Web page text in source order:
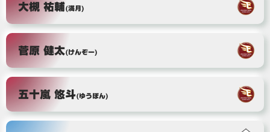
大槻 祐輔(満月)
菅原 健太(けんぞー)
五十嵐 悠斗(ゆうぽん)